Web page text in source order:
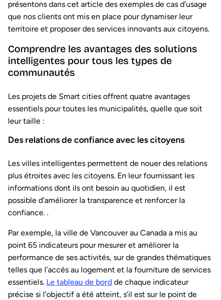
présentons dans cet article des exemples de cas d’usage
que nos clients ont mis en place pour dynamiser leur
territoire et proposer des services innovants aux citoyens.
Comprendre les avantages des solutions
intelligentes pour tous les types de
communautés
Les projets de Smart cities offrent quatre avantages
essentiels pour toutes les municipalités, quelle que soit
leur taille :
Des relations de confiance avec les citoyens
Les villes intelligentes permettent de nouer des relations
plus étroites avec les citoyens. En leur fournissant les
informations dont ils ont besoin au quotidien, il est
possible d’améliorer la transparence et renforcer la
confiance. .
Par exemple, la ville de Vancouver au Canada a mis au
point 65 indicateurs pour mesurer et améliorer la
performance de ses activités, sur de grandes thématiques
telles que l’accès au logement et la fourniture de services
essentiels. Le tableau de bord de chaque indicateur
précise si l’objectif a été atteint, s’il est sur le point de